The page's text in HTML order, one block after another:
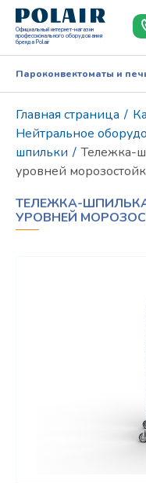
Официальный интернет-магазин
профессионального оборудования
бренда Polair
Пароконвектоматы и
Главная страница /
Нейтральное
шпильки / Тележка-
уровней
ТЕЛЕЖКА-
УРОВНЕЙ